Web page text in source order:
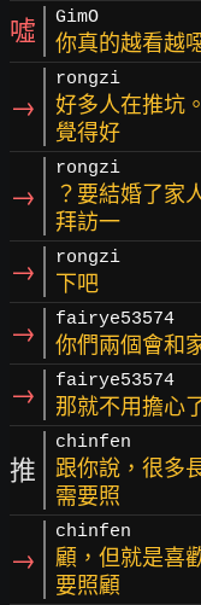
噓 GimO
你真的越看越
→
rongzi
好多人在推坑
覺得好
→
rongzi
？要結婚了家
拜訪一
→ rongzi
下吧
→ fairye53574
你們兩個會和
→ fairye53574
那就不用擔心
推
chinfen
跟你說，很多
需要照
→
chinfen
顧，但就是喜
要照顧